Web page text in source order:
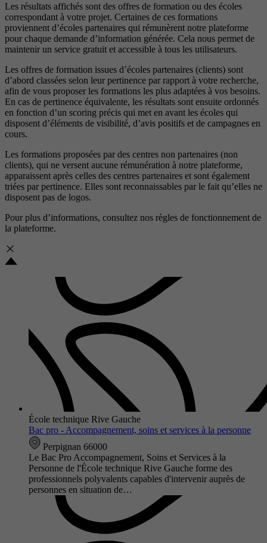
Les résultats affichés sont des offres de formation ou des écoles
correspondant à votre projet. Certaines de ces formations
proviennent d’écoles partenaires qui rémunèrent notre plateforme
pour chaque demande d’information générée. Cela nous permet de
maintenir un service gratuit et accessible à tous les utilisateurs.
Les offres de formation issues d’écoles partenaires (clients) sont
d’abord classées selon leur pertinence par rapport à votre recherche,
afin de vous proposer les formations les plus adaptées à vos besoins.
En cas de pertinence équivalente, les résultats sont ensuite ordonnés
en fonction d’un scoring précis qui met en avant les écoles qui
disposent d’éléments de visibilité, d’avis positifs et de campagnes en
cours.
Les formations proposées par des centres non partenaires (non
clients), qui ne versent aucune rémunération à notre plateforme,
apparaissent après celles des centres partenaires et sont également
triées par pertinence. Elles sont reconnaissables par le fait qu’elles ne
disposent pas de logos.
Pour plus d’informations, consultez nos règles de fonctionnement de
la plateforme.
École technique Rive Gauche
Bac pro - Accompagnement, soins et services à la personne
Perpignan 66000
Le Bac Pro Accompagnement, Soins et Services à la
Personne de l'École technique Rive Gauche forme des
professionnels polyvalents capables d'intervenir auprès de
personnes en situation de…